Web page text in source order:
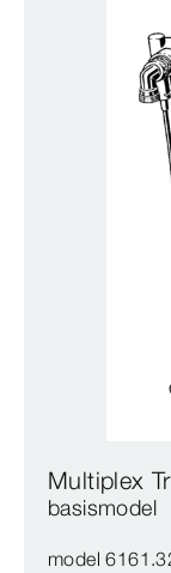
Multiplex
basismodel
model